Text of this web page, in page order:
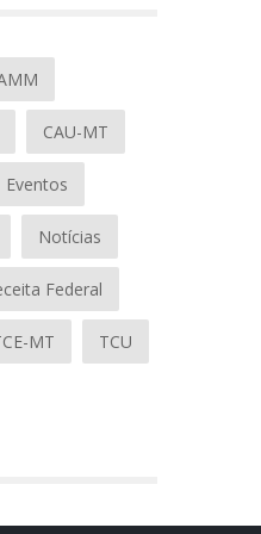
CAU-MT
Eventos
Notícias
Federal
MT TCU